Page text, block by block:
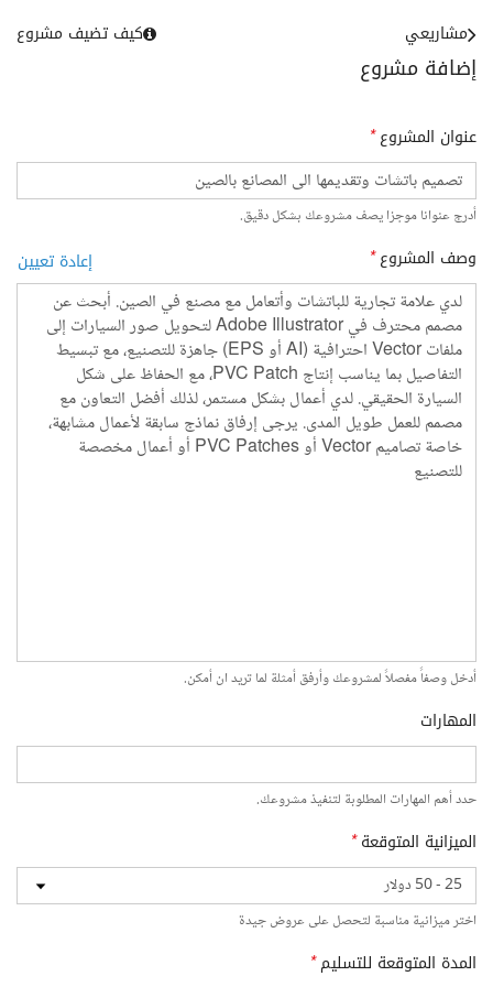
إضافة مشروع
مشاريعي كيف تضيف مشروع
عنوان المشروع*
أدرج عنوانا موجزا يصف مشروعك بشكل دقيق.
وصف المشروع* إعادة تعيين
أدخل وصفاً مفصلاً لمشروعك وأرفق أمثلة لما تريد ان أمكن.
المهارات
حدد أهم المهارات المطلوبة لتنفيذ مشروعك.
الميزانية المتوقعة*
اختر ميزانية مناسبة لتحصل على عروض جيدة
المدة المتوقعة للتسليم*